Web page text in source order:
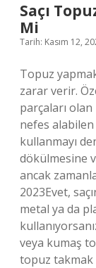
Saçı
Mi
Tarih: Kasım 12,
Topuz
zarar verir.
parçaları
nefes
kullanmayı
dökülmesine
ancak
2023Evet,
metal ya da
veya kumaş
topuz takmak